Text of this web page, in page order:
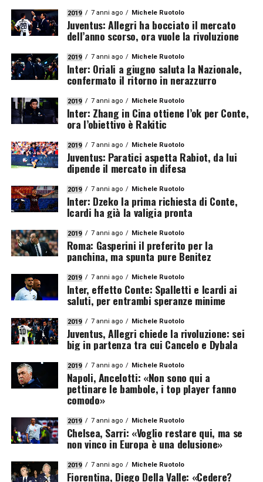
2019 7 anni ago Michele Ruotolo
Juventus: Allegri ha bocciato il mercato
dell’anno scorso, ora vuole la rivoluzione
2019 7 anni ago Michele Ruotolo
Inter: Oriali a giugno saluta la Nazionale,
confermato il ritorno in nerazzurro
2019 7 anni ago Michele Ruotolo
Inter: Zhang in Cina ottiene l’ok per Conte,
ora l’obiettivo è Rakitic
2019 7 anni ago Michele Ruotolo
Juventus: Paratici aspetta Rabiot, da lui
dipende il mercato in difesa
2019 7 anni ago Michele Ruotolo
Inter: Dzeko la prima richiesta di Conte,
Icardi ha già la valigia pronta
2019 7 anni ago Michele Ruotolo
Roma: Gasperini il preferito per la
panchina, ma spunta pure Benitez
2019 7 anni ago Michele Ruotolo
Inter, effetto Conte: Spalletti e Icardi ai
saluti, per entrambi speranze minime
2019 7 anni ago Michele Ruotolo
Juventus, Allegri chiede la rivoluzione: sei
big in partenza tra cui Cancelo e Dybala
2019 7 anni ago Michele Ruotolo
Napoli, Ancelotti: «Non sono qui a
pettinare le bambole, i top player fanno
comodo»
2019 7 anni ago Michele Ruotolo
Chelsea, Sarri: «Voglio restare qui, ma se
non vinco in Europa è una delusione»
2019 7 anni ago Michele Ruotolo
Fiorentina, Diego Della Valle: «Cedere?